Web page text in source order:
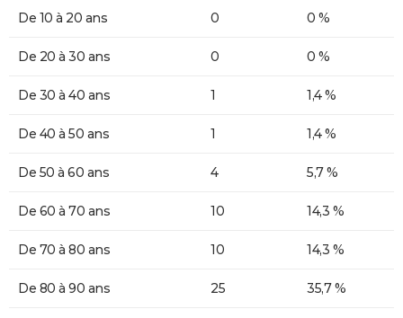
De 10 à 20 ans 0 0 %
De 20 à 30 ans 0 0 %
De 30 à 40 ans 1 1,4 %
De 40 à 50 ans 1 1,4 %
De 50 à 60 ans 4 5,7 %
De 60 à 70 ans 10 14,3 %
De 70 à 80 ans 10 14,3 %
De 80 à 90 ans 25 35,7 %